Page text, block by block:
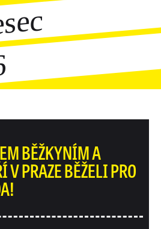
BĚŽKYNÍM A
V PRAZE BĚŽELI PRO